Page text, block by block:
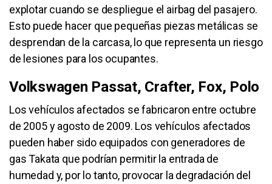
explotar cuando se despliegue el airbag del pasajero.
Esto puede hacer que pequeñas piezas metálicas se
desprendan de la carcasa, lo que representa un riesgo
de lesiones para los ocupantes.
Volkswagen Passat, Crafter, Fox, Polo
Los vehículos afectados se fabricaron entre octubre
de 2005 y agosto de 2009. Los vehículos afectados
pueden haber sido equipados con generadores de
gas Takata que podrían permitir la entrada de
humedad y, por lo tanto, provocar la degradación del